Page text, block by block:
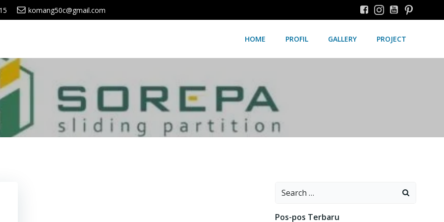
komang50c@gmail.com
HOME PROFIL GALLERY PROJECT
Search
Pos-pos Terbaru